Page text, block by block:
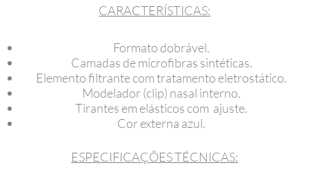
CARACTERÍSTICAS:
Formato dobrável.
Camadas de microfibras sintéticas.
Elemento filtrante com tratamento eletrostático.
Modelador (clip) nasal interno.
Tirantes em elásticos com ajuste.
Cor externa azul.
ESPECIFICAÇÕES TÉCNICAS: